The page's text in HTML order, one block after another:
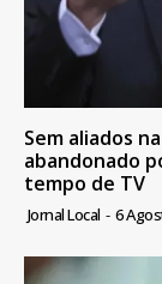
Sem aliados
abandonado
tempo de TV
Jornal Local - 6